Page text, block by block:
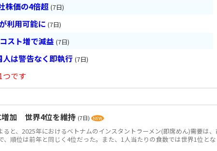
株価の4倍超 (7日)
利用可能に (7日)
スト増で減益 (7日)
は警告なく即執行 (7日)
つです
増加 世界4位を維持 (7日)
と、2025年におけるベトナムのインスタントラーメン(即席めん)需要は
、順位は前年と同じく4位だった。また、1人当たりの食数では世界1位と